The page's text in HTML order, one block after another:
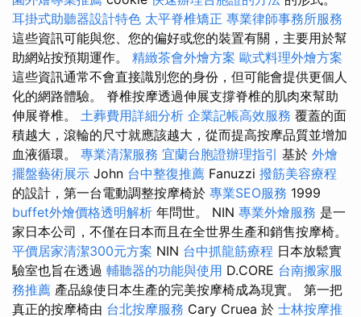
耳掛式助聽器設計特色 太平脊椎矯正 專業律師事務所服務
這些資訊可能與您、您的偏好或您的裝置有關，主要用於幫
助網站按預期運作。 精緻茶會外燴方案 歐式料理外燴方案
這些資訊通常不會直接識別您的身份，但可能會提供更個人
化的網路體驗。 脊椎按摩透過伸展支撐脊椎的肌肉來幫助
伸展脊椎。 土葬費用詳細分析 企業記帳高效服務 覆蓋的面
積越大，滾輪的尺寸就應該越大，從而提高按摩品質並增加
血液循環。 專業清潔服務 宜蘭台胞證辦理指引 基於 外燴
擺盤藝術展示 John 台中整復推薦 Fanuzzi 撥筋美容療程
的設計，第一台電動調整按摩椅於 專業SEO服務 1999
buffet外燴價格透明解析 年問世。 NIN 專業外燴服務 是一
家日本公司，不僅在日本而且在全世界生產和銷售按摩椅。
平價居家清潔300元方案 NIN 台中抓龍筋療程 日本放鬆實
驗室也旨在透過 輔聽器的功能與使用 D.CORE 台南搬家服
務推薦 產品線使日本生產的完美按摩椅成為現實。 第一把
真正的按摩椅由 台北按摩服務 Cary Cruea 於 士林按摩推